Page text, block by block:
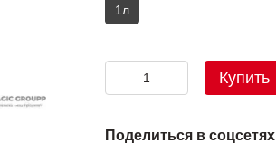
1л
Купить
Поделиться в соцсетях